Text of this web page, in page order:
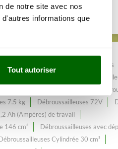
de notre site avec nos
informations que
Tout autoriser
Débroussailleuses 2.5 Ampères
7.5 kg Débroussailleuses 72V
Ah (Ampères) de travail
146 cm³
Débroussailleuses avec
Cylindrée 30 cm³